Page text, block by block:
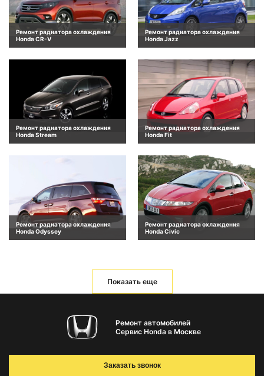
Ремонт радиатора охлаждения
Honda CR-V
Ремонт радиатора охлаждения
Honda Jazz
Ремонт радиатора охлаждения
Honda Stream
Ремонт радиатора охлаждения
Honda Fit
Ремонт радиатора охлаждения
Honda Odyssey
Ремонт радиатора охлаждения
Honda Civic
Показать еще
Ремонт автомобилей
Сервис Honda в Москве
Заказать звонок